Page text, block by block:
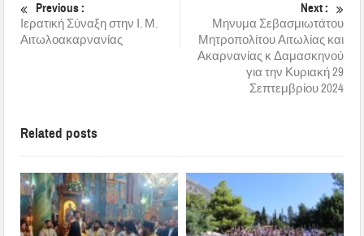
Previous :
Ιερατική Σύναξη στην Ι. Μ.
Αιτωλοακαρνανίας
Next :
Μηνυμα Σεβασμιωτάτου
Μητροπολίτου Αιτωλίας και
Ακαρνανίας κ Δαμασκηνού
για την Κυριακή 29
Σεπτεμβρίου 2024
Related posts